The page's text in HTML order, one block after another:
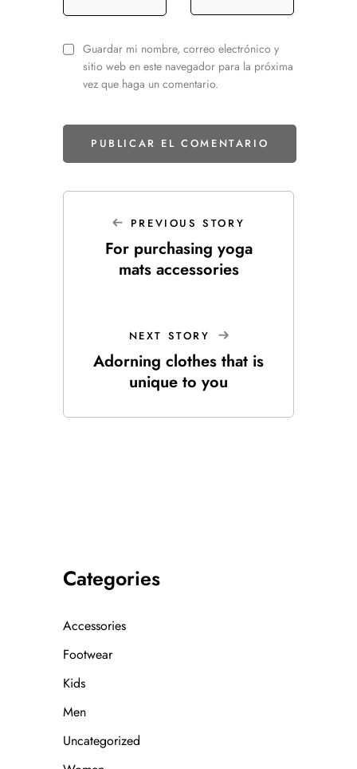
Guardar mi nombre, correo electrónico y
sitio web en este navegador para la próxima
vez que haga un comentario.
PREVIOUS STORY
For purchasing yoga
mats accessories
NEXT STORY
Adorning clothes that is
unique to you
Categories
Accessories
Footwear
Kids
Men
Uncategorized